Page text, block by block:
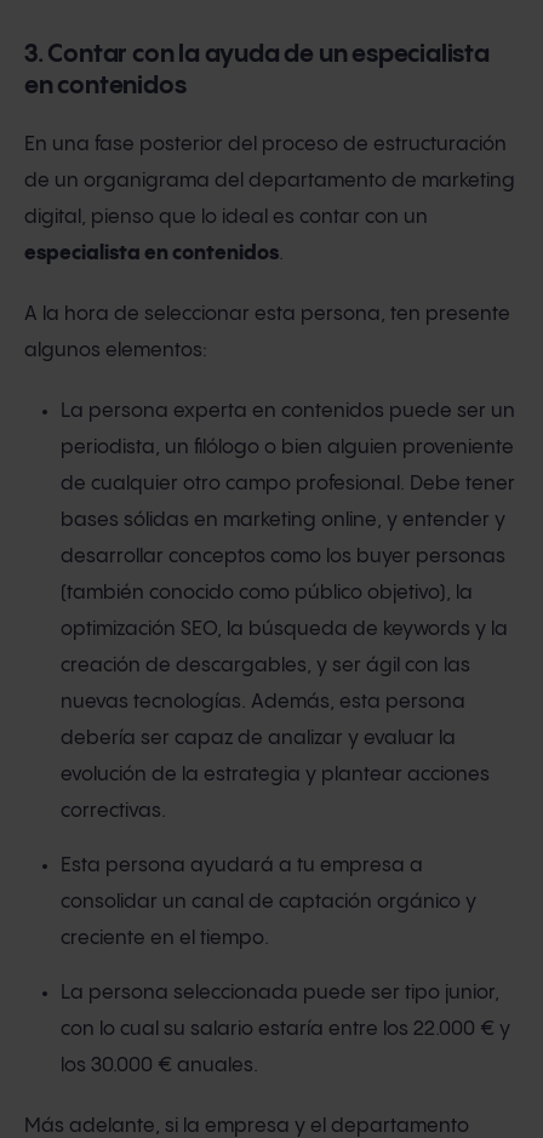
3. Contar con la ayuda de un especialista
en contenidos
En una fase posterior del proceso de estructuración
de un organigrama del departamento de marketing
digital, pienso que lo ideal es contar con un
especialista en contenidos.
A la hora de seleccionar esta persona, ten presente
algunos elementos:
La persona experta en contenidos puede ser un
periodista, un filólogo o bien alguien proveniente
de cualquier otro campo profesional. Debe tener
bases sólidas en marketing online, y entender y
desarrollar conceptos como los buyer personas
(también conocido como público objetivo), la
optimización SEO, la búsqueda de keywords y la
creación de descargables, y ser ágil con las
nuevas tecnologías. Además, esta persona
debería ser capaz de analizar y evaluar la
evolución de la estrategia y plantear acciones
correctivas.
Esta persona ayudará a tu empresa a
consolidar un canal de captación orgánico y
creciente en el tiempo.
La persona seleccionada puede ser tipo junior,
con lo cual su salario estaría entre los 22.000 € y
los 30.000 € anuales.
Más adelante, si la empresa y el departamento